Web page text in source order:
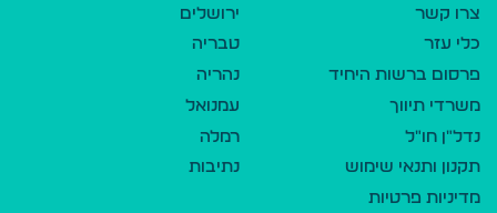
צרו קשר
כלי עזר
פרסום ברשות היחיד
משרדי תיווך
נדל"ן חו"ל
תקנון ותנאי שימוש
מדיניות פרטיות
ירושלים
טבריה
נהריה
עמנואל
רמלה
נתיבות